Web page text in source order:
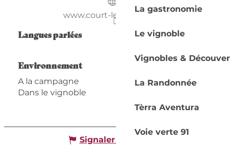
La gastronomie
Le vignoble
Vignobles &
La Randonnée
Tèrra Aventura
Voie verte 91
www.court-les-muts.com
Langues parlées
Langues parlées
Environnement
Environnement
A la campagne
Dans le vignoble
Signaler une erreur